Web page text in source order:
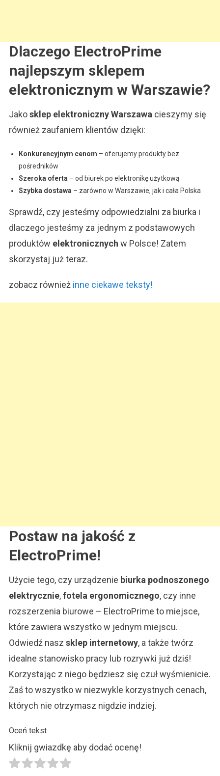
Dlaczego ElectroPrime
najlepszym sklepem
elektronicznym w Warszawie?
Jakosklep elektroniczny Warszawa cieszymy się
również zaufaniem klientów dzięki:
Konkurencyjnym cenom – oferujemy produkty bez
pośredników
Szeroka oferta – od biurek po elektronikę użytkową
Szybka dostawa – zarówno w Warszawie, jak i cała Polska
Sprawdź, czy jesteśmy odpowiedzialni za biurka i
dlaczego jesteśmy za jednym z podstawowych
produktów elektronicznych w Polsce! Zatem
skorzystaj już teraz.
zobacz również inne ciekawe teksty!
Postaw na jakość z
ElectroPrime!
Użycie tego, czy urządzenie biurka podnoszonego
elektrycznie,fotela ergonomicznego, czy inne
rozszerzenia biurowe – ElectroPrime to miejsce,
które zawiera wszystko w jednym miejscu.
Odwiedź nasz sklep internetowy, a także twórz
idealne stanowisko pracy lub rozrywki już dziś!
Korzystając z niego będziesz się czuł wyśmienicie.
Zaś to wszystko w niezwykle korzystnych cenach,
których nie otrzymasz nigdzie indziej.
Oceń tekst
Kliknij gwiazdkę aby dodać ocenę!